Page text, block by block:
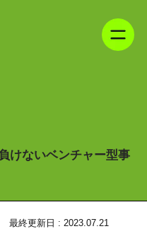
けないベンチャー型事
最終更新日 : 2023.07.21